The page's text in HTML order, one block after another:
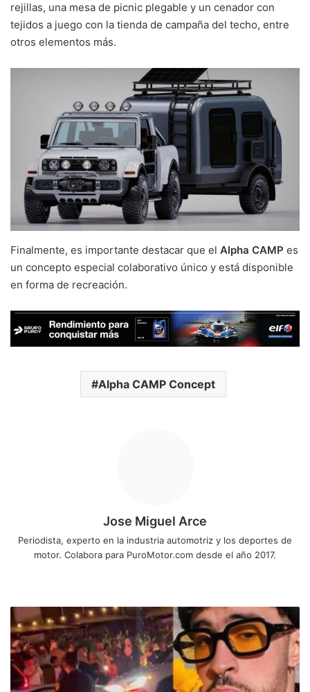
rejillas, una mesa de picnic plegable y un cenador con
tejidos a juego con la tienda de campaña del techo, entre
otros elementos más.
Finalmente, es importante destacar que el Alpha CAMP es
un concepto especial colaborativo único y está disponible
en forma de recreación.
Alpha CAMP Concept
Jose Miguel Arce
Periodista, experto en la industria automotriz y los deportes de
motor. Colabora para PuroMotor.com desde el año 2017.
Chocan
Bugatti
Chiron
de
Bad
Bunny